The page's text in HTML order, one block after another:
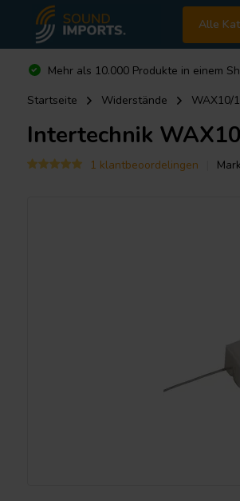
Alle
Mehr als 10.000 Produkte in einem
Startseite
Widerstände WAX10/
Intertechnik
1 klantbeoordelingen